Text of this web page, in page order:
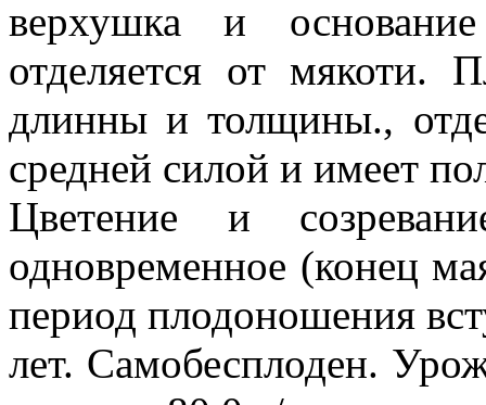
верхушка и
отделяется от мякоти.
длинны и толщины.,
средней силой и имеет
Цветение и
одновременное (конец
период плодоношения
лет. Самобесплоден.